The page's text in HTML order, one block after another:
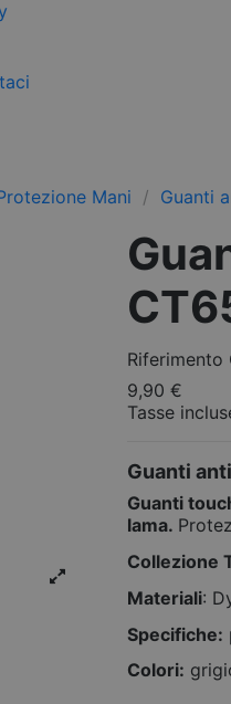
Mani Guanti
Riferimento
9,90 €
Tasse
Guanti
Guanti
lama.
Collezione
Materiali:
Specifiche:
Colori: